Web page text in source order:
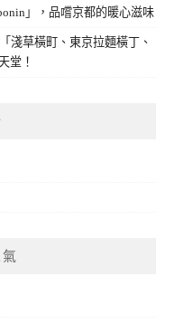
」，品嚐京都的暖心滋味
淺草橫町、東京拉麵橫丁、
堂！